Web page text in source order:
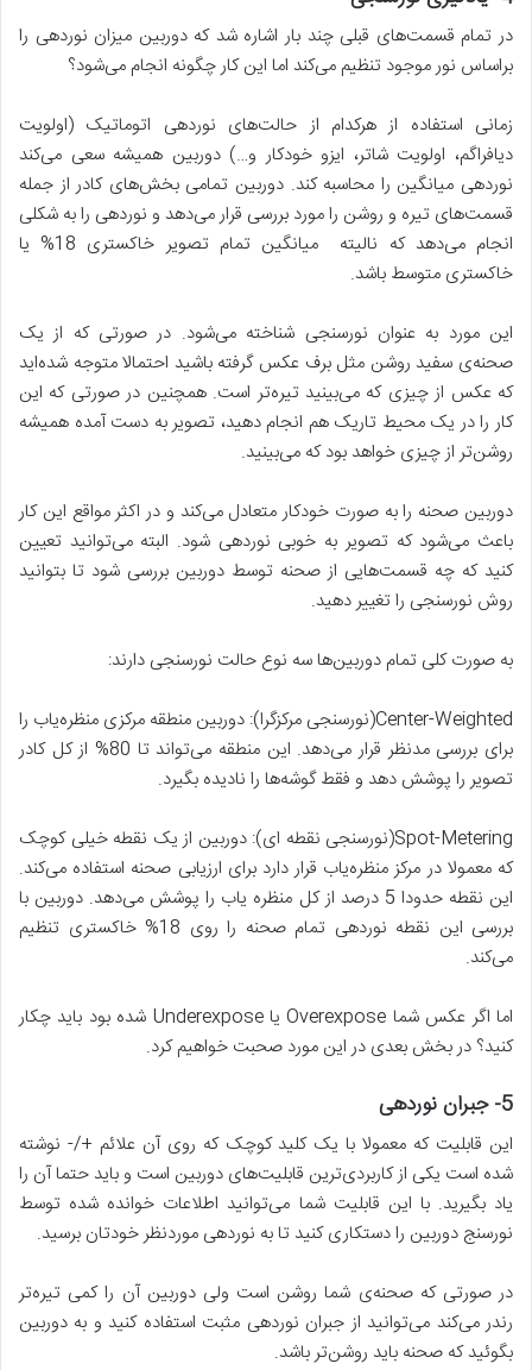
در تمام قسمت‌های قبلی چند بار اشاره شد که دوربین میزان نوردهی را
براساس نور موجود تنظیم می‌کند اما این کار چگونه انجام می‌شود؟
زمانی استفاده از هرکدام از حالت‌های نوردهی اتوماتیک (اولویت
دیافراگم، اولویت شاتر، ایزو خودکار و…) دوربین همیشه سعی می‌کند
نوردهی میانگین را محاسبه کند. دوربین تمامی بخش‌های کادر از جمله
قسمت‌های تیره و روشن را مورد بررسی قرار می‌دهد و نوردهی را به شکلی
انجام می‌دهد که نالیته میانگین تمام تصویر خاکستری 18% یا
خاکستری متوسط باشد.
این مورد به عنوان نورسنجی شناخته می‌شود. در صورتی که از یک
صحنه‌ی سفید روشن مثل برف عکس گرفته باشید احتمالا متوجه شده‌اید
که عکس از چیزی که می‌بینید تیره‌تر است. همچنین در صورتی که این
کار را در یک محیط تاریک هم انجام دهید، تصویر به دست آمده همیشه
روشن‌تر از چیزی خواهد بود که می‌بینید.
دوربین صحنه را به صورت خودکار متعادل می‌کند و در اکثر مواقع این کار
باعث می‌شود که تصویر به خوبی نوردهی شود. البته می‌توانید تعیین
کنید که چه قسمت‌هایی از صحنه توسط دوربین بررسی شود تا بتوانید
روش نورسنجی را تغییر دهید.
به صورت کلی تمام دوربین‌ها سه نوع حالت نورسنجی دارند:
Center-Weighted(نورسنجی مرکزگرا): دوربین منطقه مرکزی منظره‌یاب را
برای بررسی مدنظر قرار می‌دهد. این منطقه می‌تواند تا 80% از کل کادر
تصویر را پوشش دهد و فقط گوشه‌ها را نادیده بگیرد.
Spot-Metering(نورسنجی نقطه ای): دوربین از یک نقطه خیلی کوچک
که معمولا در مرکز منظره‌یاب قرار دارد برای ارزیابی صحنه استفاده می‌کند.
این نقطه حدودا 5 درصد از کل منظره یاب را پوشش می‌دهد. دوربین با
بررسی این نقطه نوردهی تمام صحنه را روی 18% خاکستری تنظیم
می‌کند.
اما اگر عکس شما Overexpose یا Underexpose شده بود باید چکار
کنید؟ در بخش بعدی در این مورد صحبت خواهیم کرد.
5- جبران نوردهی
این قابلیت که معمولا با یک کلید کوچک که روی آن علائم +/- نوشته
شده است یکی از کاربردی‌ترین قابلیت‌های دوربین است و باید حتما آن را
یاد بگیرید. با این قابلیت شما می‌توانید اطلاعات خوانده شده توسط
نورسنج دوربین را دستکاری کنید تا به نوردهی موردنظر خودتان برسید.
در صورتی که صحنه‌ی شما روشن است ولی دوربین آن را کمی تیره‌تر
رندر می‌کند می‌توانید از جبران نوردهی مثبت استفاده کنید و به دوربین
بگوئید که صحنه باید روشن‌تر باشد.